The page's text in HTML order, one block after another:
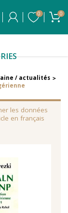
0 0
/ actualités >
les données
en français